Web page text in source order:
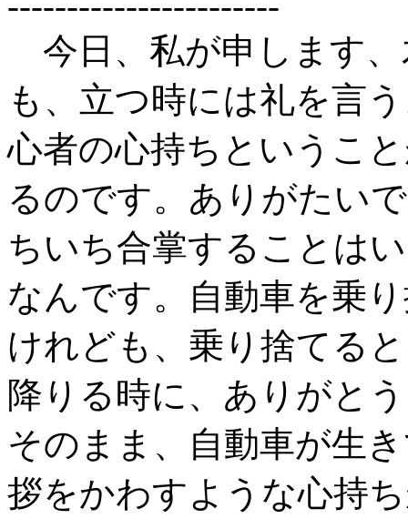
今日、私が申します
も、立つ時には礼を言
心者の心持ちというこ
るのです。ありがたい
ちいち合掌することは
なんです。自動車を乗
けれども、乗り捨てる
降りる時に、ありがと
そのまま、自動車が生
拶をかわすような心持